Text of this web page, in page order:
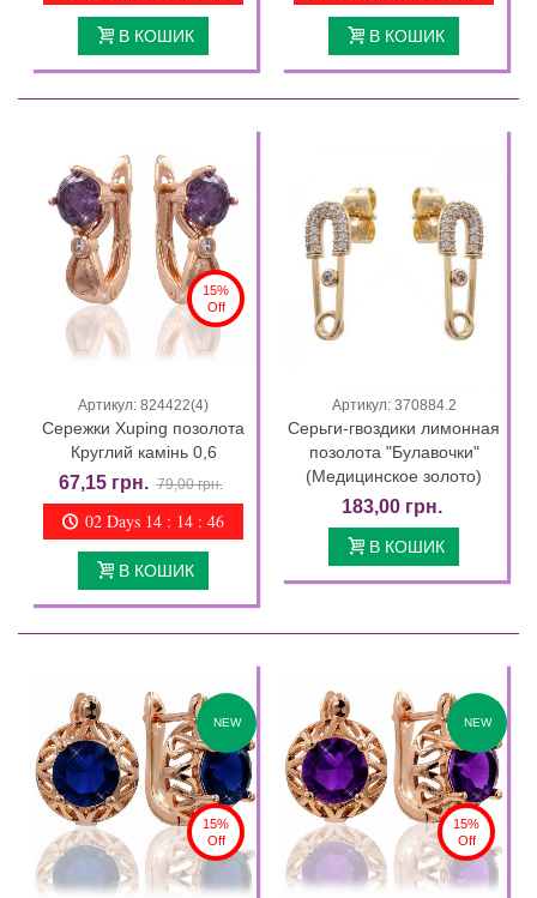
В КОШИК В КОШИК
15%
Off
Артикул: 824422(4)
Сережки Xuping позолота
Круглий камінь 0,6
67,15 грн. 79,00 грн.
02 Days 14 : 14 : 44
В КОШИК
Артикул: 370884.2
Серьги-гвоздики лимонная
позолота "Булавочки"
(Медицинское золото)
183,00 грн.
В КОШИК
NEW
15%
Off
NEW
15%
Off